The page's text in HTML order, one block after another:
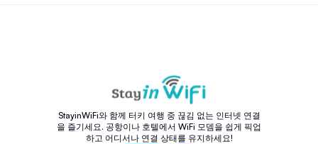
StayinWiFi와 함께 터키 여행 중 끊김 없는 인터넷 연결
을 즐기세요. 공항이나 호텔에서 WiFi 모뎀을 쉽게 픽업
하고 어디서나 연결 상태를 유지하세요!